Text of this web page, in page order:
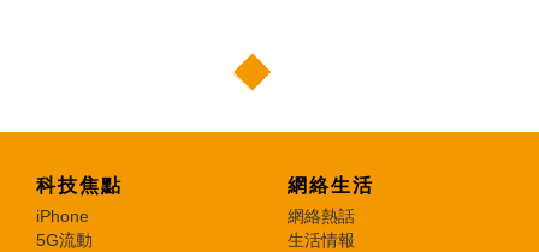
科技焦點
iPhone
5G流動
網絡生活
網絡熱話
生活情報